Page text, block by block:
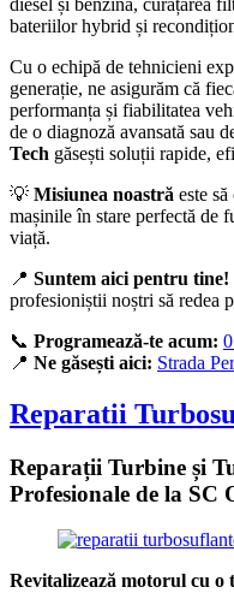
bateriilor hybrid și
Cu o echipă de tehnicieni
generație, ne asigurăm că
performanța și fiabilitatea
de o diagnoză avansată sau
Tech găsești soluții rapide,
💡 Misiunea noastră este
mașinile în stare perfectă de
viață.
📍 Suntem aici pentru tine!
profesioniștii noștri să redea
📞 Programează-te acum:
📍 Ne găsești aici: Strada
Reparatii
Reparații Turbine și
Profesionale de la SC
Revitalizează motorul cu